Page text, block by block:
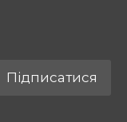
Підписатися